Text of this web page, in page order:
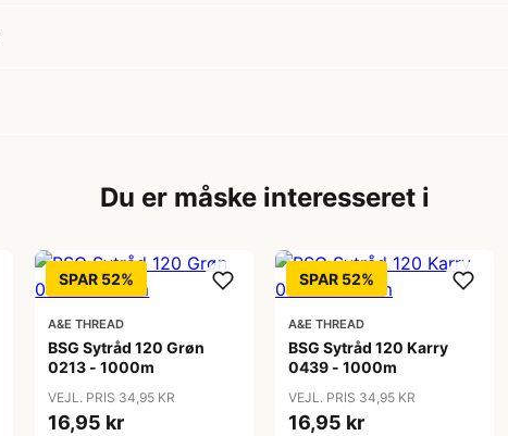
Du er måske interesseret i
SPAR 52%
A&E THREAD
BSG Sytråd 120 Grøn
0213 - 1000m
VEJL. PRIS 34,95 KR
16,95 kr
SPAR 52%
A&E THREAD
BSG Sytråd 120 Karry
0439 - 1000m
VEJL. PRIS 34,95 KR
16,95 kr